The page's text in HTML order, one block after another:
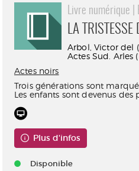
Livre numérique |
LA TRISTESSE
Arbol, Victor del
Actes Sud. Arles
Actes noirs
Trois générations sont
Les enfants sont devenus des
Plus d'infos
Disponible